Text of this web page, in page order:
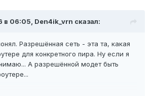
в 06:05, Den4ik_vrn сказал:
Разрешённая сеть - эта та, какая
для конкретного пира. Ну если я
А разрешённой модет быть